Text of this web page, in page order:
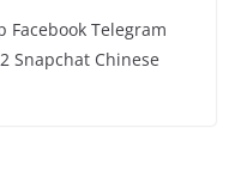
Facebook Telegram
Snapchat Chinese